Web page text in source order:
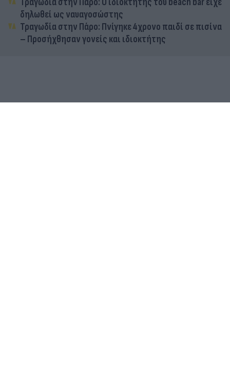
δηλωθεί ως ναυαγοσώστης
Τραγωδία στην Πάρο: Πνίγηκε 4χρονο παιδί σε πισίνα
– Προσήχθησαν γονείς και ιδιοκτήτης